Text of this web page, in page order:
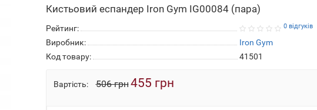
Кистьовий еспандер Iron Gym IG00084 (пара)
Рейтинг: 0 відгуків
Виробник:
Iron Gym
Код товару:
41501
Вартість: 506 грн455 грн